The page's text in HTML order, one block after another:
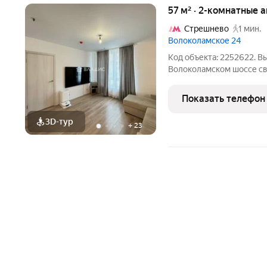
3D-тур +23
57 м² · 2-комнатные
Стрешнево
1 мин.
Волоколамское 24
Код объекта: 2252622.
Волоколамском шоссе светлая, аккуратно отделанная 2-
воздуха и порядка.
наполняют комнаты
Показать телефон